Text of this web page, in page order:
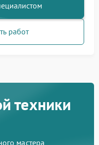
работ
техники
мастера